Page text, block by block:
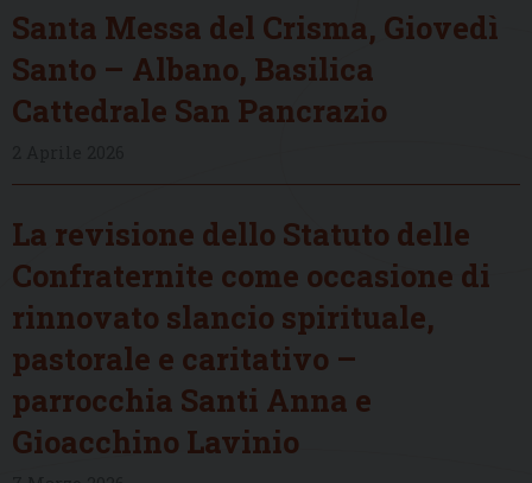
Santa Messa del Crisma, Giovedì
Santo – Albano, Basilica
Cattedrale San Pancrazio
La revisione dello Statuto delle
Confraternite come occasione di
rinnovato slancio spirituale,
pastorale e caritativo –
parrocchia Santi Anna e
Gioacchino Lavinio